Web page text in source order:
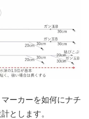
ーカーを如何にナチ
とします。